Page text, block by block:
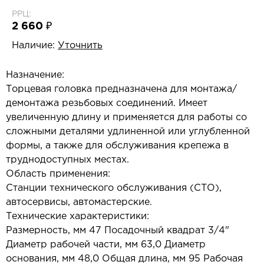
РРЦ:
2 660 ₽
Наличие: Уточнить
Назначение:
Торцевая головка предназначена для монтажа/
демонтажа резьбовых соединений. Имеет
увеличенную длину и применяется для работы со
сложными деталями удлиненной или углубленной
формы, а также для обслуживания крепежа в
труднодоступных местах.
Область применения:
Станции технического обслуживания (СТО),
автосервисы, автомастерские.
Технические характеристики:
Размерность, мм 47 Посадочный квадрат 3/4"
Диаметр рабочей части, мм 63,0 Диаметр
основания, мм 48,0 Общая длина, мм 95 Рабочая